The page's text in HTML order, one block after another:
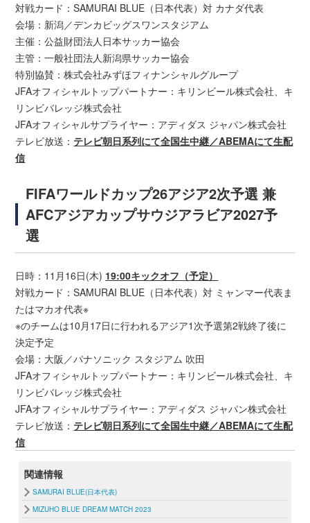
対戦カード：SAMURAI BLUE（日本代表）対 カナダ代表
会場：新潟／デンカビッグスワンスタジアム
主催：公益財団法人日本サッカー協会
主管：一般社団法人新潟県サッカー協会
特別協賛：株式会社みずほフィナンシャルグループ
JFAオフィシャルトップパートナー：キリンビール株式会社、キ
リンビバレッジ株式会社
JFAオフィシャルサプライヤー：アディダス ジャパン株式会社
テレビ放送： テレビ朝日系列にて全国生中継／ABEMAにて生配
信
FIFAワールドカップ26アジア2次予選 兼
AFCアジアカップサウジアラビア2027予
選
日時：11月16日(木) 19:00キックオフ（予定）
対戦カード：SAMURAI BLUE（日本代表）対 ミャンマー代表ま
たはマカオ代表※
※のチームは10月17日に行われるアジア1次予選第2戦終了後に
決定予定
会場：大阪／パナソニック スタジアム 吹田
JFAオフィシャルトップパートナー：キリンビール株式会社、キ
リンビバレッジ株式会社
JFAオフィシャルサプライヤー：アディダス ジャパン株式会社
テレビ放送： テレビ朝日系列にて全国生中継／ABEMAにて生配
信
関連情報
SAMURAI BLUE(日本代表)
MIZUHO BLUE DREAM MATCH 2023